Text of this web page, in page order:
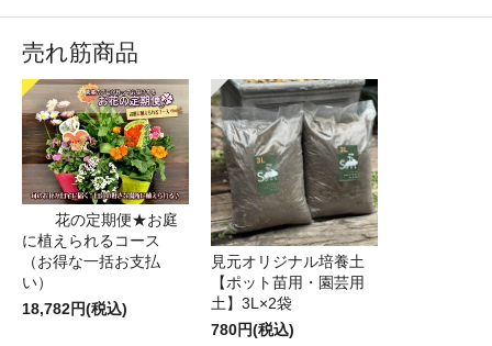
売れ筋商品
花の定期便★お庭
に植えられるコース
（お得な一括お支払
い）
18,782円(税込)
見元オリジナル培養土
【ポット苗用・園芸用
土】3L×2袋
780円(税込)